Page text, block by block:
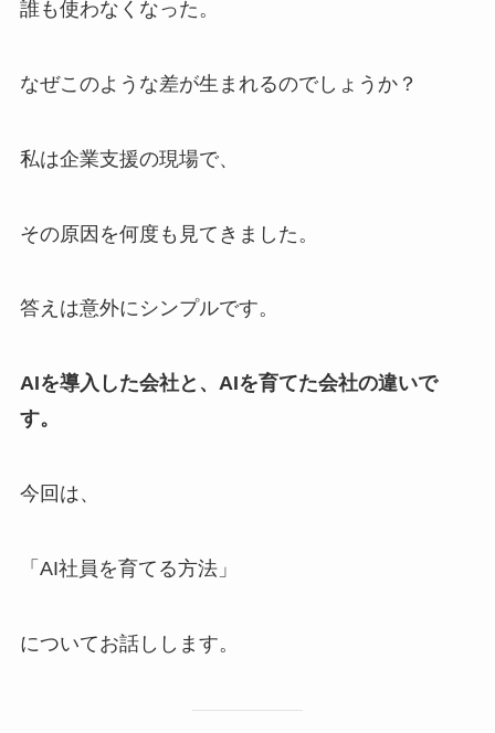
誰も使わなくなった。
なぜこのような差が生まれるのでしょうか？
私は企業支援の現場で、
その原因を何度も見てきました。
答えは意外にシンプルです。
AIを導入した会社と、AIを育てた会社の違いで
す。
今回は、
「AI社員を育てる方法」
についてお話しします。